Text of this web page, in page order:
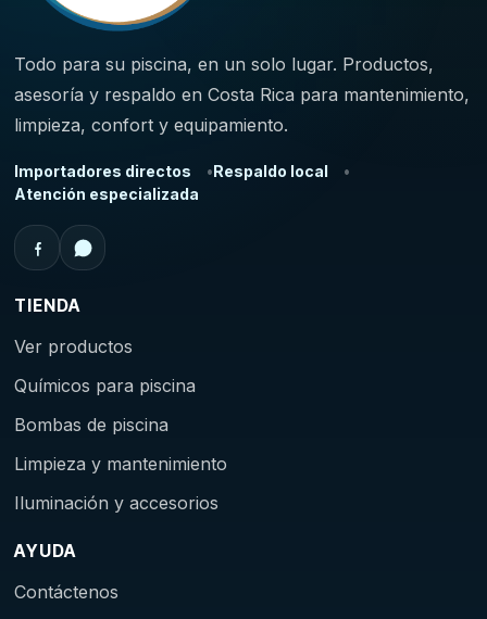
Todo para su piscina, en un solo lugar. Productos,
asesoría y respaldo en Costa Rica para mantenimiento,
limpieza, confort y equipamiento.
Importadores directos
Respaldo local
Atención especializada
TIENDA
Ver productos
Químicos para piscina
Bombas de piscina
Limpieza y mantenimiento
Iluminación y accesorios
AYUDA
Contáctenos